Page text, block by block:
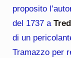
proposito
del 1737 a
di un
Tramazzo per